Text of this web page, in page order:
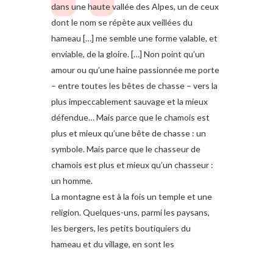
dans une haute vallée des Alpes, un de ceux
dont le nom se répète aux veillées du
hameau […] me semble une forme valable, et
enviable, de la gloire. […] Non point qu’un
amour ou qu’une haine passionnée me porte
– entre toutes les bêtes de chasse – vers la
plus impeccablement sauvage et la mieux
défendue… Mais parce que le chamois est
plus et mieux qu’une bête de chasse : un
symbole. Mais parce que le chasseur de
chamois est plus et mieux qu’un chasseur :
un homme.
La montagne est à la fois un temple et une
religion. Quelques-uns, parmi les paysans,
les bergers, les petits boutiquiers du
hameau et du village, en sont les